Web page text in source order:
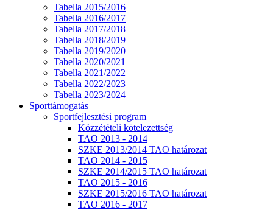
Tabella 2015/2016
Tabella 2016/2017
Tabella 2017/2018
Tabella 2018/2019
Tabella 2019/2020
Tabella 2020/2021
Tabella 2021/2022
Tabella 2022/2023
Tabella 2023/2024
Sporttámogatás
Sportfejlesztési program
Közzétételi kötelezettség
TAO 2013 - 2014
SZKE 2013/2014 TAO határozat
TAO 2014 - 2015
SZKE 2014/2015 TAO határozat
TAO 2015 - 2016
SZKE 2015/2016 TAO határozat
TAO 2016 - 2017